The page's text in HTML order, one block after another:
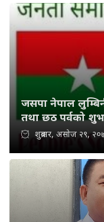
जसपा नेपाल
तथा छठ पर्वको
शुक्रबार, असोज २९,